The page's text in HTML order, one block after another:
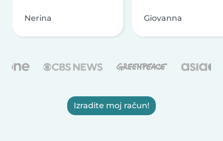
Nerina Giovanna
Izradite moj račun!